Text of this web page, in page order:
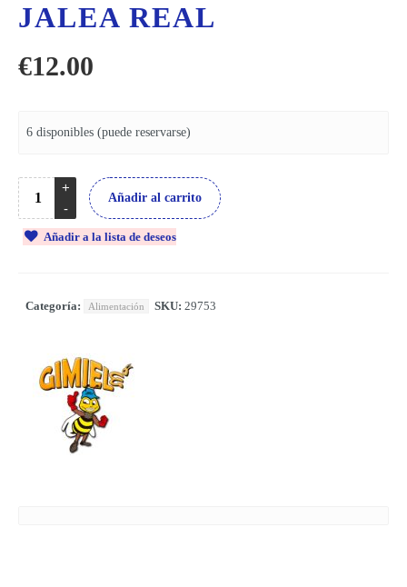
JALEA REAL
€12.00
6 disponibles (puede reservarse)
Añadir al carrito
Añadir a la lista de deseos
Categoría: Alimentación SKU: 29753